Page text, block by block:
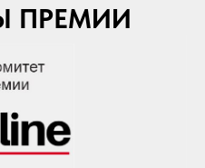
ПРЕМИИ